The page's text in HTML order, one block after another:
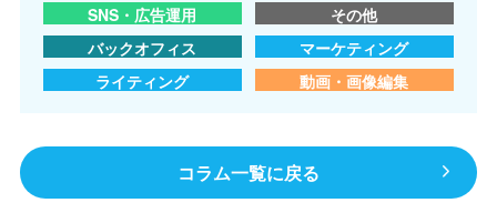
SNS・広告運用
その他
バックオフィス
マーケティング
ライティング
動画・画像編集
コラム一覧に戻る